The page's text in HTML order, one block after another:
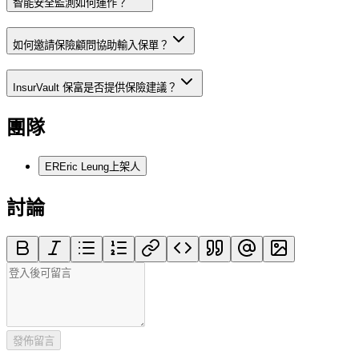
智能安全監測如何運作？
如何邀請保險顧問協助輸入保單？
InsurVault 保富是否提供保險建議？
團隊
EREric Leung 上架人
討論
發佈留言